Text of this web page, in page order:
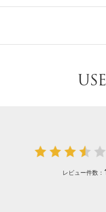
レビュー件数：